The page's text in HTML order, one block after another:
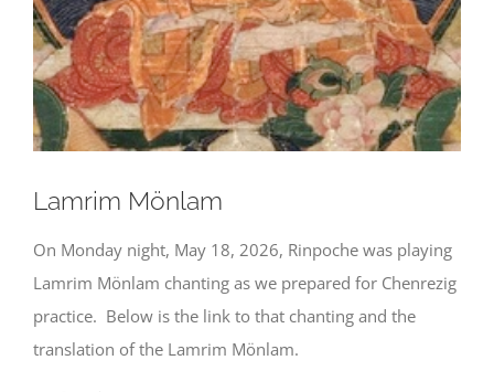
Lamrim Mönlam
On Monday night, May 18, 2026, Rinpoche was playing
Lamrim Mönlam chanting as we prepared for Chenrezig
practice. Below is the link to that chanting and the
translation of the Lamrim Mönlam.